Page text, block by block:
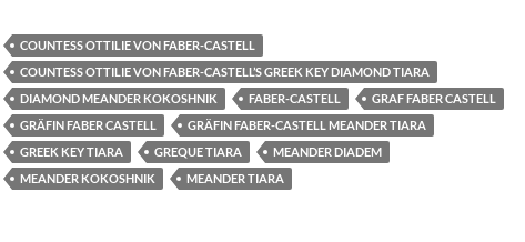
COUNTESS OTTILIE VON FABER-CASTELL
COUNTESS OTTILIE VON FABER-CASTELL’S GREEK KEY DIAMOND TIARA
DIAMOND MEANDER KOKOSHNIK
FABER-CASTELL
GRAF FABER CASTELL
GRÄFIN FABER CASTELL
GRÄFIN FABER-CASTELL MEANDER TIARA
GREEK KEY TIARA
GREQUE TIARA
MEANDER DIADEM
MEANDER KOKOSHNIK
MEANDER TIARA